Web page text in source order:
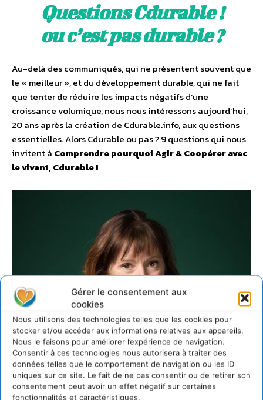
Gérer le consentement aux
cookies
Nous utilisons des technologies telles que les cookies pour
stocker et/ou accéder aux informations relatives aux appareils.
Nous le faisons pour améliorer l’expérience de navigation.
Consentir à ces technologies nous autorisera à traiter des
données telles que le comportement de navigation ou les ID
uniques sur ce site. Le fait de ne pas consentir ou de retirer son
consentement peut avoir un effet négatif sur certaines
fonctionnalités et caractéristiques.
Questions Cdurable !
ou c’est pas durable ?
Au-delà des communiqués, qui ne présentent souvent que
le « meilleur », et du développement durable, qui ne fait
que tenter de réduire les impacts négatifs d‘une
croissance volumique, nous nous intéressons aujourd’hui,
20 ans après la création de Cdurable.info, aux questions
essentielles. Alors Cdurable ou pas ? 9 questions qui nous
invitent à Comprendre pourquoi Agir & Coopérer avec
le vivant, Cdurable !